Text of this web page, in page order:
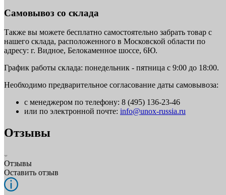
Самовывоз со склада
Также вы можете бесплатно самостоятельно забрать товар с
нашего склада, расположенного в Московской области по
адресу: г. Видное, Белокаменное шоссе, 6Ю.
График работы склада: понедельник - пятница с 9:00 до 18:00.
Необходимо предварительное согласование даты самовывоза:
с менеджером по телефону: 8 (495) 136-23-46
или по электронной почте: info@unox-russia.ru
Отзывы
Отзывы
Оставить отзыв